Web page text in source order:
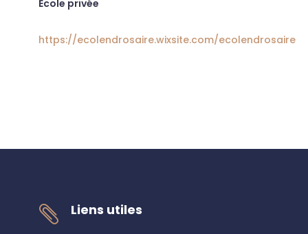
École privée
https://ecolendrosaire.wixsite.com/ecolendrosaire

Liens utiles